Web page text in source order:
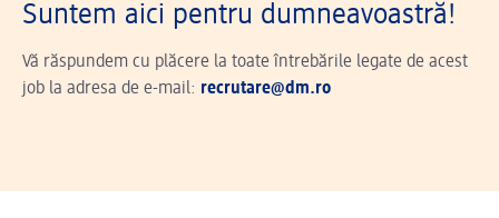
Suntem aici pentru dumneavoastră!
Vă răspundem cu plăcere la toate întrebările legate de acest
job la adresa de e-mail: recrutare@dm.ro